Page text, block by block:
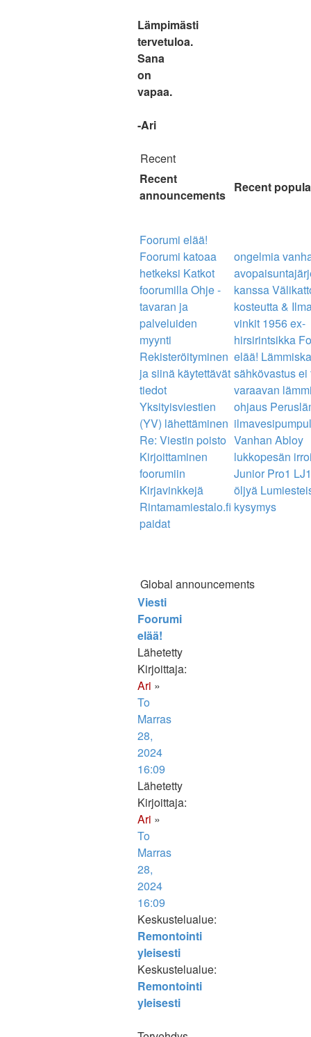
Lämpimästi
tervetuloa.
Sana
on
vapaa.
-Ari
Recent
Recent
announcements
Recent
Foorumi elää!
Foorumi katoaa
hetkeksi Katkot
foorumillaOhje -
tavaran ja
palveluiden
myynti
Rekisteröityminen
ja siinä käytettävät
tiedot
Yksityisviestien
(YV) lähettäminen
Re: Viestin poisto
Kirjoittaminen
foorumiin
Kirjavinkkejä
Rintamamiestalo.fi
paidat
ongelmia
kanssa
kosteutta &
vinkit 1956 ex-
hirsirintsikka
elää!
sähkövastus ei
varaavan
ohjaus
Vanhan Abloy
lukkopesän
Junior Pro1
öljyä
kysymys
Global announcements
Viesti
Foorumi
elää!
Lähetetty
Kirjoittaja:
Ari »
To
Marras
28,
2024
16:09
Lähetetty
Kirjoittaja:
Ari »
To
Marras
28,
2024
16:09
Keskustelualue:
Remontointi
yleisesti
Keskustelualue:
Remontointi
yleisesti